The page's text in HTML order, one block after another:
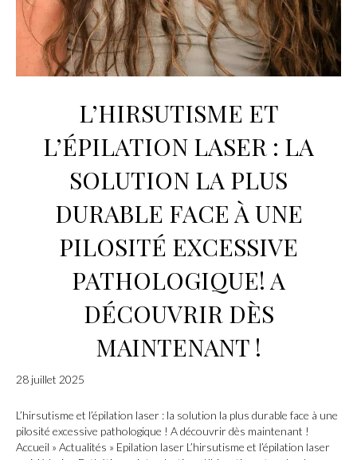
L’HIRSUTISME ET
L’ÉPILATION LASER : LA
SOLUTION LA PLUS
DURABLE FACE À UNE
PILOSITÉ EXCESSIVE
PATHOLOGIQUE! A
DÉCOUVRIR DÈS
MAINTENANT !
28 juillet 2025
L’hirsutisme et l’épilation laser : la solution la plus durable face à une
pilosité excessive pathologique ! A découvrir dès maintenant !
Accueil » Actualités » Epilation laser L’hirsutisme et l’épilation laser